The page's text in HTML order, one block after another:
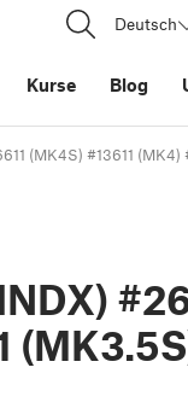
Deutsch
Kurse Blog
(MK4S) #13611